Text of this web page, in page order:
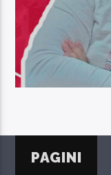
EDELWEISS
PAGINI